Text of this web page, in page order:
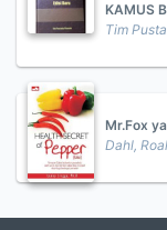
KAMUS
Tim
Mr.Fox
Dahl,